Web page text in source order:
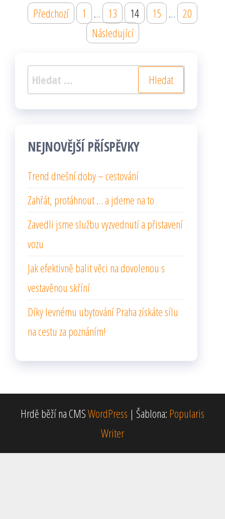
Stránkování
příspěvků
Předchozí 1 … 13 14 15 … 20
Následující
Vyhledávání
NEJNOVĚJŠÍ PŘÍSPĚVKY
Trend dnešní doby – cestování
Zahřát, protáhnout … a jdeme na to
Zavedli jsme službu vyzvednutí a přistavení
vozu
Jak efektivně balit věci na dovolenou s
vestavěnou skříní
Díky levnému ubytování Praha získáte sílu
na cestu za poznáním!
Hrdě běží na CMSWordPress | Šablona: Popularis
Writer